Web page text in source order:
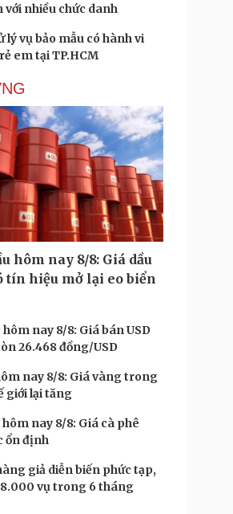
với nhiều chức danh
lý vụ bảo mẫu có hành vi
em tại TP.HCM
hôm nay 8/8: Giá dầu
tín hiệu mở lại eo biển
hôm nay 8/8: Giá bán USD
26.468 đồng/USD
nay 8/8: Giá vàng trong
giới lại tăng
nay 8/8: Giá cà phê
ổn định
giả diễn biến phức tạp,
vụ trong 6 tháng